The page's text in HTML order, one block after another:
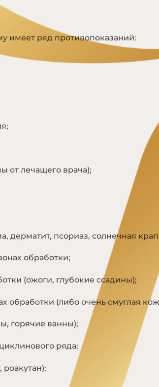
имеет ряд противопоказаний:
от лечащего врача);
дерматит, псориаз, солнечная
обработки;
(ожоги, глубокие ссадины);
обработки (либо очень смуглая
горячие ванны);
ряда;